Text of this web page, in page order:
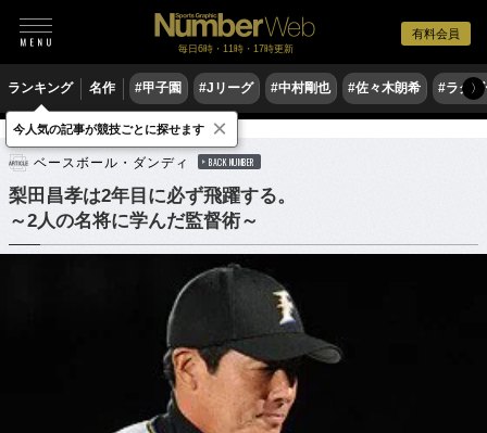
有料会員
毎日6時・11時・17時更新
ランキング 名作 #甲子園 #Jリーグ #中村剛也 #佐々木朗希 #ラグ〉
野球 プロ野球
ベースボール・ダンディ BACK NUMBER
梨田昌孝は2年目に必ず飛躍する。
～2人の名将に学んだ監督術～
今人気の記事が競技ごとに探せます ×